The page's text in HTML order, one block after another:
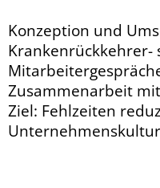
Konzeption und
Krankenrückkehrer-
Zusammenarbeit
Ziel: Fehlzeiten